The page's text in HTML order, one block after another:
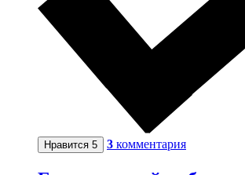
Нравится 5 3 комментария